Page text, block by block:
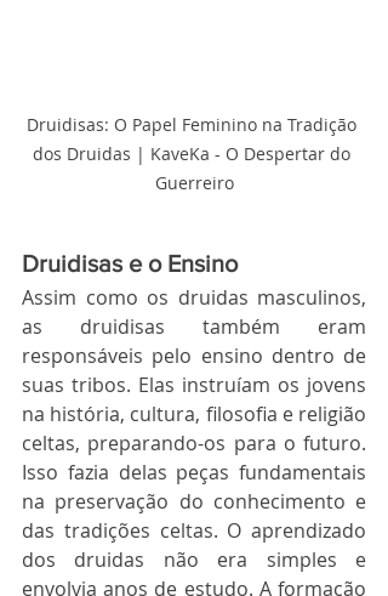
Druidisas: O Papel Feminino na Tradição
dos Druidas | KaveKa - O Despertar do
Guerreiro
Druidisas e o Ensino
Assim como os druidas masculinos,
as druidisas também eram
responsáveis pelo ensino dentro de
suas tribos. Elas instruíam os jovens
na história, cultura, filosofia e religião
celtas, preparando-os para o futuro.
Isso fazia delas peças fundamentais
na preservação do conhecimento e
das tradições celtas. O aprendizado
dos druidas não era simples e
envolvia anos de estudo. A formação